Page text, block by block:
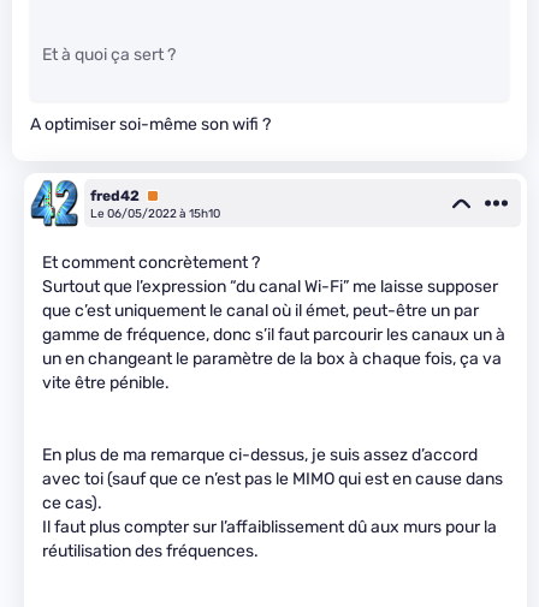
Et à quoi ça sert ?
A optimiser soi-même son wifi ?
fred42 Premium
Le 06/05/2022 à 15h10
Et comment concrètement ?
Surtout que l’expression “du canal Wi-Fi” me laisse supposer
que c’est uniquement le canal où il émet, peut-être un par
gamme de fréquence, donc s’il faut parcourir les canaux un à
un en changeant le paramètre de la box à chaque fois, ça va
vite être pénible.
En plus de ma remarque ci-dessus, je suis assez d’accord
avec toi (sauf que ce n’est pas le MIMO qui est en cause dans
ce cas).
Il faut plus compter sur l’affaiblissement dû aux murs pour la
réutilisation des fréquences.